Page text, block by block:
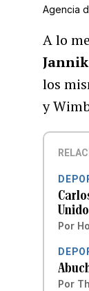
Agencia
A lo
los
y
Por
Por